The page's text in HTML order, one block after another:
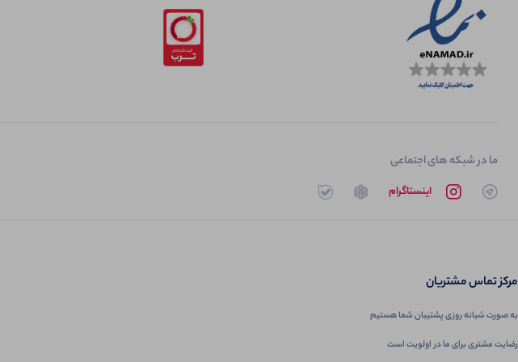
ما در شبکه های اجتماعی
تلگرام اینستاگرام روبیکا بله
مرکز تماس مشتریان
به صورت شبانه روزی پشتیبان شما هستیم
رضایت مشتری برای ما در اولویت است